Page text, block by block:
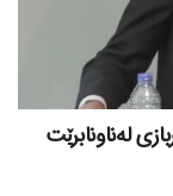
لەناونابرێت